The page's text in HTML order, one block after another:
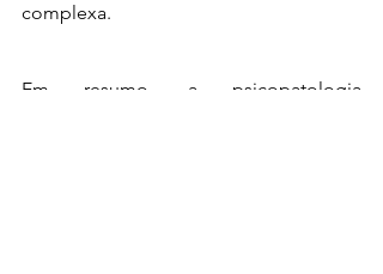
complexa.
Em resumo, a psicopatologia